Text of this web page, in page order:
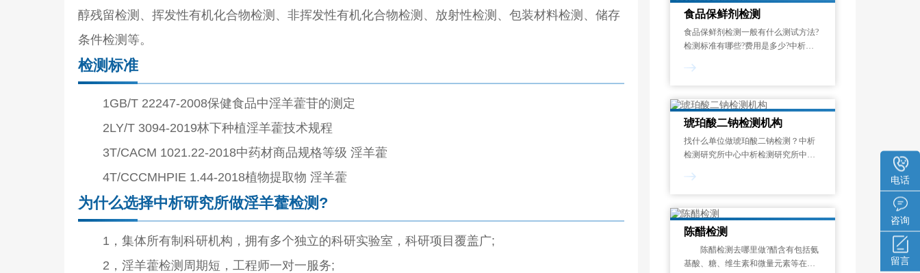
电话
咨询
留言
醇残留检测、挥发性有机化合物检测、非挥发性有机化合物检测、放射性检测、包装材料检测、储存
条件检测等。
检测标准
1GB/T 22247-2008保健食品中淫羊藿苷的测定
2LY/T 3094-2019林下种植淫羊藿技术规程
3T/CACM 1021.22-2018中药材商品规格等级 淫羊藿
4T/CCCMHPIE 1.44-2018植物提取物 淫羊藿
为什么选择中析研究所做淫羊藿检测?
1，集体所有制科研机构，拥有多个独立的科研实验室，科研项目覆盖广;
2，淫羊藿检测周期短，工程师一对一服务;
标、食用安全
食品保鲜剂检测
食品保鲜剂检测一般有什么测试方法?
检测标准有哪些?费用是多少?中析检
试验方案。对酒精含量、防漏粉性、
并出具严谨公正的食品保鲜剂检测报
告。
琥珀酸二钠检测机构
找什么单位做琥珀酸二钠检测？中析
检测研究所中心中析检测研究所中心
术经验，在国内建设了优质可靠的分
严谨、可靠，全国支持扫码查询。
陈醋检测
陈醋检测去哪里做?醋含有包括氨
基酸、糖、维生素和微量元素等在内